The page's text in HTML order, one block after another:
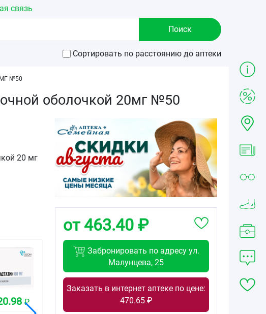
связь
Сортировать по расстоянию до аптеки
№50
оболочкой 20мг №50
20 мг
₽ от200.00
от 463.40 ₽
Забронировать по адресу ул.
Малунцева, 25
Заказать в интернет аптеке по цене:
470.65 ₽